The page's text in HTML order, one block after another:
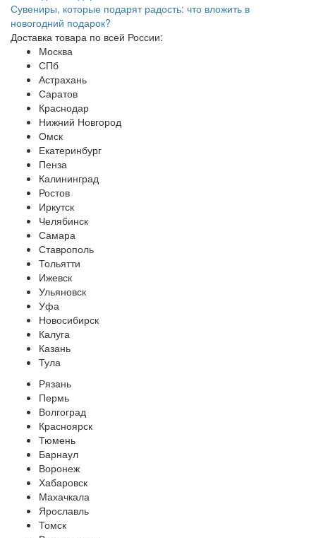
Сувениры, которые подарят радость: что вложить в
новогодний подарок?
Доставка товара по всей России:
Москва
СПб
Астрахань
Саратов
Краснодар
Нижний Новгород
Омск
Екатеринбург
Пенза
Калининград
Ростов
Иркутск
Челябинск
Самара
Ставрополь
Тольятти
Ижевск
Ульяновск
Уфа
Новосибирск
Калуга
Казань
Тула
Рязань
Пермь
Волгоград
Красноярск
Тюмень
Барнаул
Воронеж
Хабаровск
Махачкала
Ярославль
Томск